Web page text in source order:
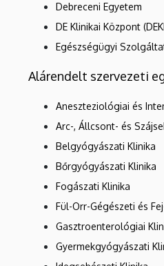
Debreceni Egyetem
DE Klinikai Központ
Egészségügyi
Alárendelt szervezeti
Aneszteziológiai és
Arc-, Állcsont- és
Belgyógyászati Klinika
Bőrgyógyászati Klinika
Fogászati Klinika
Fül-Orr-Gégészeti és
Gasztroenterológiai
Gyermekgyógyászati